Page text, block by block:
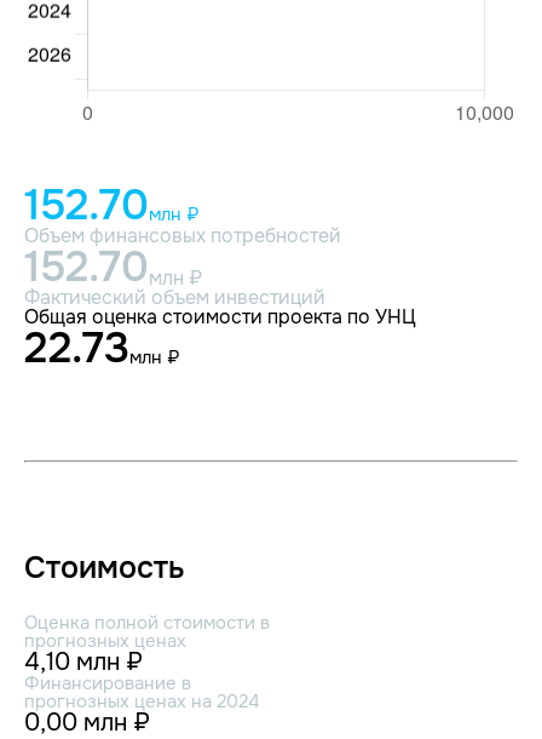
152.70млн ₽
Объем финансовых потребностей
152.70млн ₽
Фактический объем инвестиций
Общая оценка стоимости проекта по УНЦ
22.73млн ₽
Стоимость
Оценка полной стоимости в
прогнозных ценах
4,10 млн ₽
Финансирование в
прогнозных ценах на 2024
0,00 млн ₽